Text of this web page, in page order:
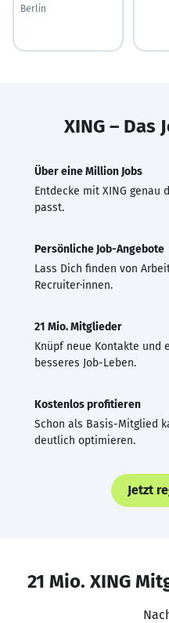
Berlin
XING – Das
Über eine Million Jobs
Entdecke mit XING genau
passt.
Persönliche Job-Angebote
Lass Dich finden von
Recruiter·innen.
21 Mio. Mitglieder
Knüpf neue Kontakte und
besseres Job-Leben.
Kostenlos profitieren
Schon als Basis-Mitglied
deutlich optimieren.
Jetzt
21 Mio. XING